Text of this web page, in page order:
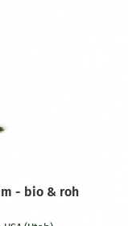
- bio & roh